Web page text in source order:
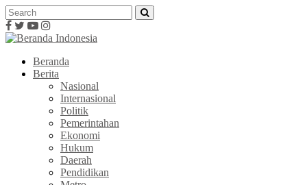
Beranda
Berita
Nasional
Internasional
Politik
Pemerintahan
Ekonomi
Hukum
Daerah
Pendidikan